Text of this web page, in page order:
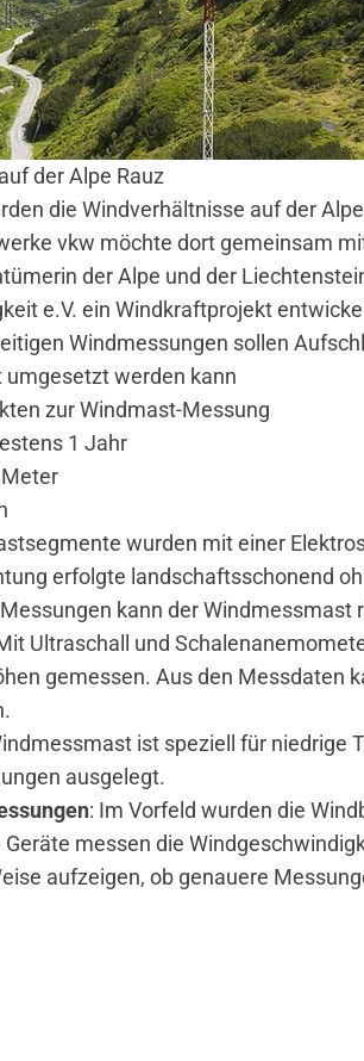
der Alpe Rauz
die Windverhältnisse auf der
vkw möchte dort gemeinsam
der Alpe und der
e.V. ein Windkraftprojekt
Windmessungen sollen
umgesetzt werden kann
zur Windmast-Messung
1 Jahr
wurden mit einer
erfolgte landschaftsschonend
kann der
Ultraschall und
gemessen. Aus den Messdaten
ist speziell für niedrige
ausgelegt.
: Im Vorfeld wurden die
messen die
aufzeigen, ob genauere